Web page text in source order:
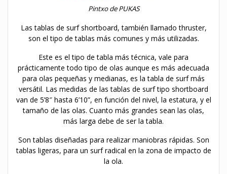
Pintxo de PUKAS
Las tablas de surf shortboard, también llamado thruster,
son el tipo de tablas más comunes y más utilizadas.
Este es el tipo de tabla más técnica, vale para
prácticamente todo tipo de olas aunque es más adecuada
para olas pequeñas y medianas, es la tabla de surf más
versátil. Las medidas de las tablas de surf tipo shortboard
van de 5’8″ hasta 6’10”, en función del nivel, la estatura, y el
tamaño de las olas. Cuanto más grandes sean las olas,
más larga debe de ser la tabla.
Son tablas diseñadas para realizar maniobras rápidas. Son
tablas ligeras, para un surf radical en la zona de impacto de
la ola.